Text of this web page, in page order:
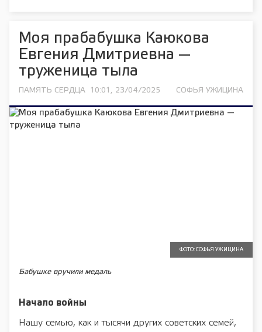
Моя прабабушка Каюкова
Евгения Дмитриевна —
труженица тыла
ПАМЯТЬ СЕРДЦА 10:01, 23/04/2025 СОФЬЯ УЖИЦИНА
ФОТО: СОФЬЯ УЖИЦИНА
Бабушке вручили медаль
Начало войны
Нашу семью, как и тысячи других советских семей,